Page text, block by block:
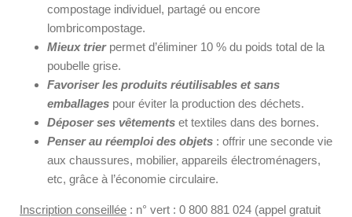
compostage individuel, partagé ou encore
lombricompostage.
Mieux trierpermet d’éliminer 10 % du poids total de la
poubelle grise.
Favoriser les produits réutilisables et sans
emballages pour éviter la production des déchets.
Déposer ses vêtements et textiles dans des bornes.
Penser au réemploi des objets : offrir une seconde vie
aux chaussures, mobilier, appareils électroménagers,
etc, grâce à l’économie circulaire.
Inscription conseillée : n° vert : 0 800 881 024 (appel gratuit